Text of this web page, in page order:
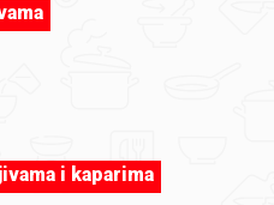
i kaparima